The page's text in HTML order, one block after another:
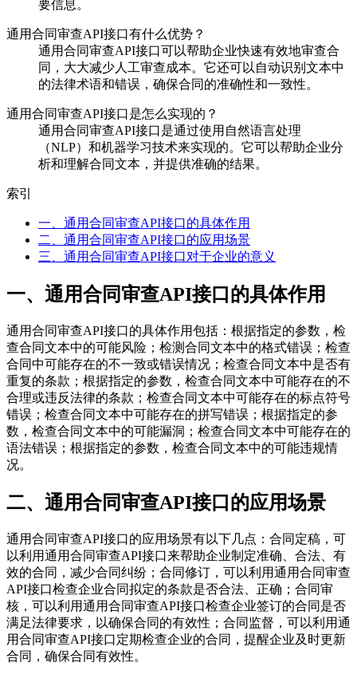
要信息。
通用合同审查API接口有什么优势？
通用合同审查API接口可以帮助企业快速有效地审查合
同，大大减少人工审查成本。它还可以自动识别文本中
的法律术语和错误，确保合同的准确性和一致性。
通用合同审查API接口是怎么实现的？
通用合同审查API接口是通过使用自然语言处理
（NLP）和机器学习技术来实现的。它可以帮助企业分
析和理解合同文本，并提供准确的结果。
索引
一、通用合同审查API接口的具体作用
二、通用合同审查API接口的应用场景
三、通用合同审查API接口对于企业的意义
一、通用合同审查API接口的具体作用
通用合同审查API接口的具体作用包括：根据指定的参数，检
查合同文本中的可能风险；检测合同文本中的格式错误；检查
合同中可能存在的不一致或错误情况；检查合同文本中是否有
重复的条款；根据指定的参数，检查合同文本中可能存在的不
合理或违反法律的条款；检查合同文本中可能存在的标点符号
错误；检查合同文本中可能存在的拼写错误；根据指定的参
数，检查合同文本中的可能漏洞；检查合同文本中可能存在的
语法错误；根据指定的参数，检查合同文本中的可能违规情
况。
二、通用合同审查API接口的应用场景
通用合同审查API接口的应用场景有以下几点：合同定稿，可
以利用通用合同审查API接口来帮助企业制定准确、合法、有
效的合同，减少合同纠纷；合同修订，可以利用通用合同审查
API接口检查企业合同拟定的条款是否合法、正确；合同审
核，可以利用通用合同审查API接口检查企业签订的合同是否
满足法律要求，以确保合同的有效性；合同监督，可以利用通
用合同审查API接口定期检查企业的合同，提醒企业及时更新
合同，确保合同有效性。